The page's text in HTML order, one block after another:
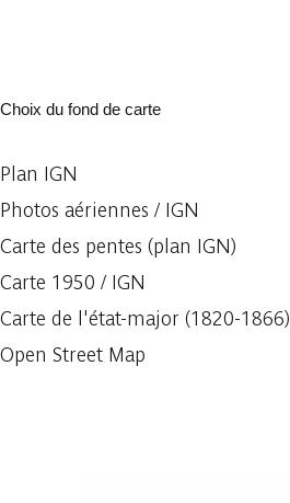
Choix du fond de carte
Plan IGN
Photos aériennes / IGN
Carte des pentes (plan IGN)
Carte 1950 / IGN
Carte de l'état-major (1820-1866)
Open Street Map